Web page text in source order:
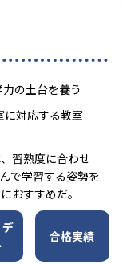
の土台を養う
に対応する教室
習熟度に合わせ
で学習する姿勢を
おすすめだ。
合格実績